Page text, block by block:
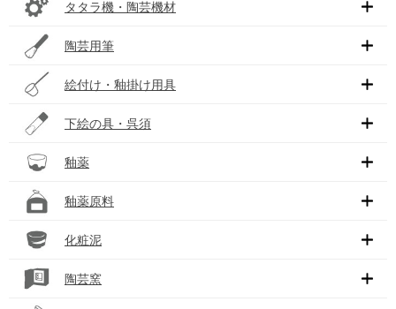
タタラ機・陶芸機材
陶芸用筆
絵付け・釉掛け用具
下絵の具・呉須
釉薬
釉薬原料
化粧泥
陶芸窯